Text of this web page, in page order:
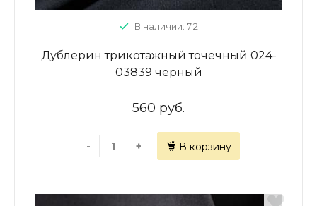
В наличии: 7.2
Дублерин трикотажный точечный 024-
03839 черный
560 руб.
- + В корзину